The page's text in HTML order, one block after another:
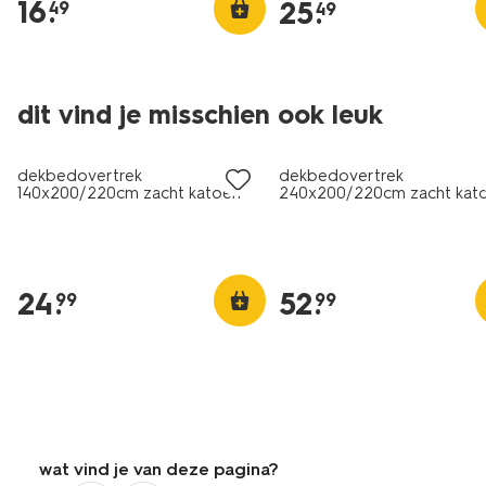
16.
49 25.
49
dit vind je misschien ook leuk
dekbedovertrek
140x200/220cm zacht katoen
24.
99
dekbedovertrek
240x200/220cm zacht
52.
99
wat vind je van deze pagina?